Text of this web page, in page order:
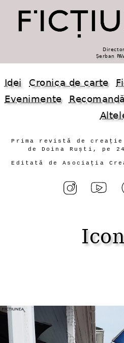
Director
Șerban
Idei Cronica de carte
Evenimente
Prima revistă de
de Doina Ruști, pe
Editată de Asociația